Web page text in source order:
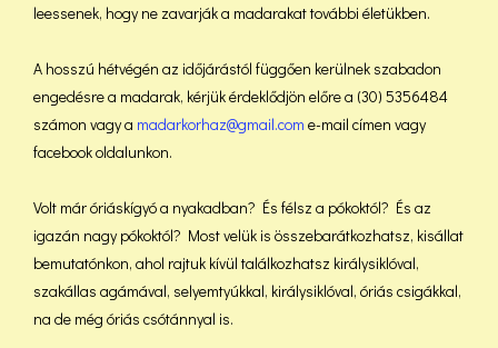
leessenek, hogy ne zavarják a madarakat további életükben.
A hosszú hétvégén az időjárástól függően kerülnek szabadon
engedésre a madarak, kérjük érdeklődjön előre a (30) 5356484
számon vagy a madarkorhaz@gmail.com e-mail címen vagy
facebook oldalunkon.
Volt már óriáskígyó a nyakadban? És félsz a pókoktól? És az
igazán nagy pókoktól? Most velük is összebarátkozhatsz, kisállat
bemutatónkon, ahol rajtuk kívül találkozhatsz királysiklóval,
szakállas agámával, selyemtyúkkal, királysiklóval, óriás csigákkal,
na de még óriás csótánnyal is.